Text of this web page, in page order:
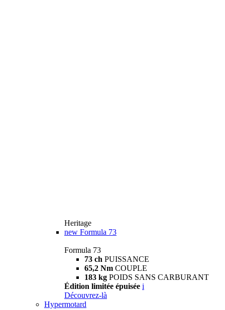
Heritage
new Formula 73
Formula 73
73 ch PUISSANCE
65,2 Nm COUPLE
183 kg POIDS SANS CARBURANT
Édition limitée épuisée i
Découvrez-là
Hypermotard